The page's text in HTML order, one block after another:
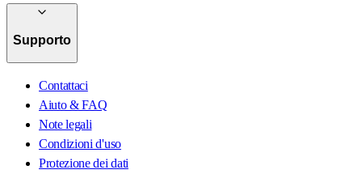
Supporto
Contattaci
Aiuto & FAQ
Note legali
Condizioni d'uso
Protezione dei dati